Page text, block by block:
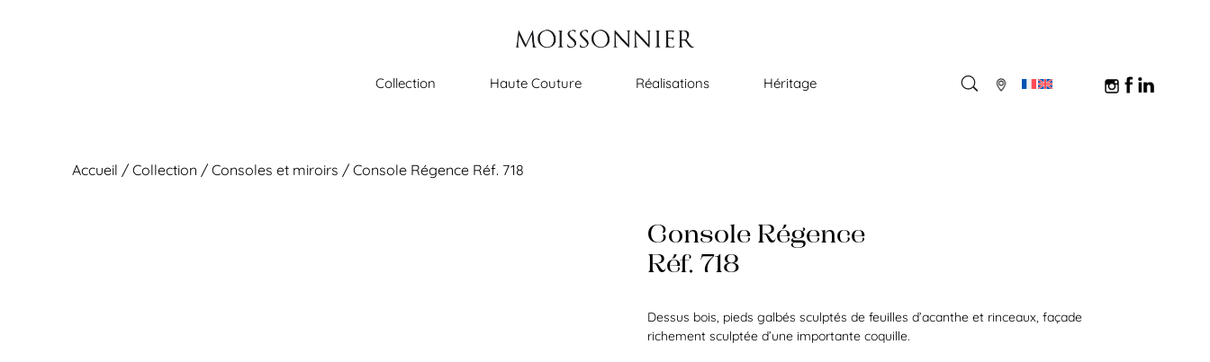
Collection Haute Couture Réalisations Héritage
Accueil /Collection /Consoles et miroirs / Console Régence Réf. 718
Console Régence
Réf. 718
Dessus bois, pieds galbés sculptés de feuilles d’acanthe et rinceaux, façade
richement sculptée d’une importante coquille.